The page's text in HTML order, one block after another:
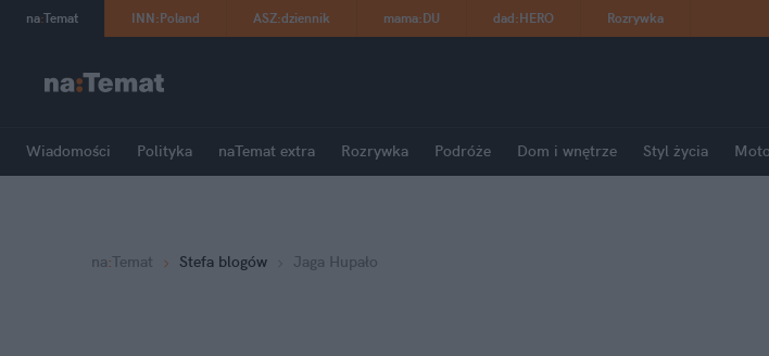
na:Temat INN:Poland ASZ:dziennik mama:DU dad:HERO Rozrywka
Wiadomości Polityka naTemat extra Rozrywka Podróże Dom i wnętrze Styl życia
na:Temat Stefa blogów Jaga Hupało